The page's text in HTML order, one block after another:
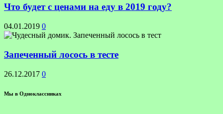
Что будет с ценами на еду в 2019 году?
04.01.2019 0
Запеченный лосось в тесте
26.12.2017 0
Мы в Одноклассниках